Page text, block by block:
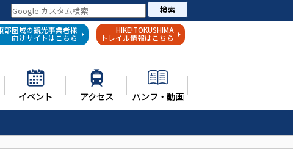
検索
部圏域の観光事業者様
向けサイトはこちら
HIKE!TOKUSHIMA
トレイル情報はこちら
イベント アクセス パンフ・動画